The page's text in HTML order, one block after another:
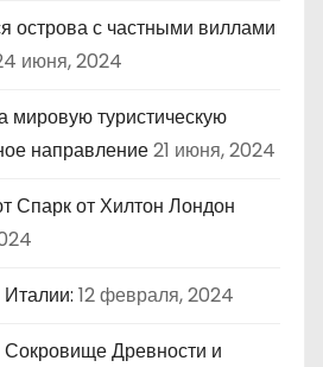
острова с частными виллами
июня, 2024
туристическую
направление21 июня, 2024
Спарк от Хилтон Лондон
12 февраля, 2024
Сокровище Древности и